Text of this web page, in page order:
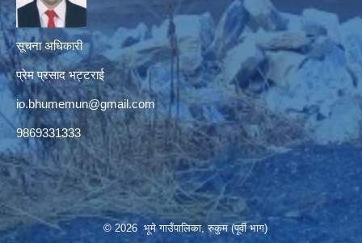
सूचना अधिकारी
प्रेम प्रसाद भट्टराई
io.bhumemun@gmail.com
9869331333
© 2026 भूमे गाउँपालिका, रुकुम (पूर्वी भाग)